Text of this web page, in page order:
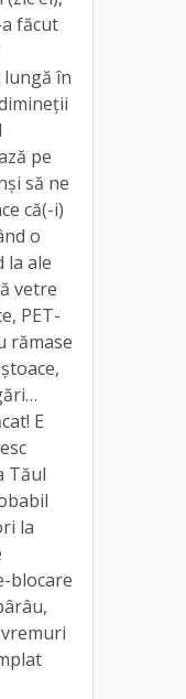
făcut
lungă în
pe
să ne
că(-i)
o
la ale
vetre
PET-
rămase
E
Tăul
la
blocare